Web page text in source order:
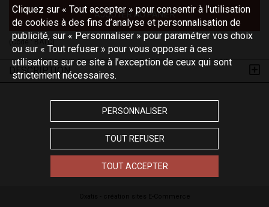
AJOUTER AU PANIER
(Code : BATC
DESCRIPTION
Cliquez sur « Tout accepter » pour consentir à l'utilisation
de cookies à des fins d’analyse et personnalisation de
publicité, sur « Personnaliser » pour paramétrer vos choix
ou sur « Tout refuser » pour vous opposer à ces
utilisations sur ce site à l’exception de ceux qui sont
strictement nécessaires.
PERSONNALISER
TOUT REFUSER
TOUT ACCEPTER